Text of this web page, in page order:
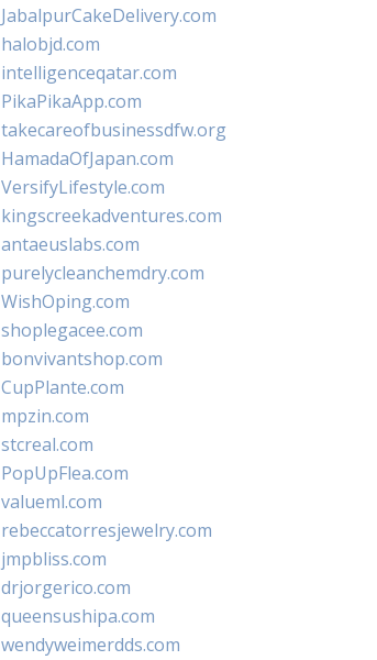
JabalpurCakeDelivery.com
halobjd.com
intelligenceqatar.com
PikaPikaApp.com
takecareofbusinessdfw.org
HamadaOfJapan.com
VersifyLifestyle.com
kingscreekadventures.com
antaeuslabs.com
purelycleanchemdry.com
WishOping.com
shoplegacee.com
bonvivantshop.com
CupPlante.com
mpzin.com
stcreal.com
PopUpFlea.com
valueml.com
rebeccatorresjewelry.com
jmpbliss.com
drjorgerico.com
queensushipa.com
wendyweimerdds.com